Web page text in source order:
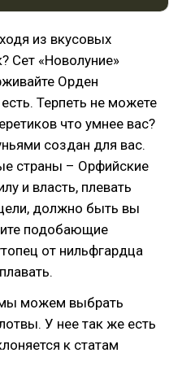
из вкусовых
Сет «Новолуние»
Орден
Терпеть не можете
что умнее вас?
создан для вас.
страны – Орфийские
и власть, плевать
должно быть вы
подобающие
от нильфгардца
можем выбрать
У нее так же есть
к статам